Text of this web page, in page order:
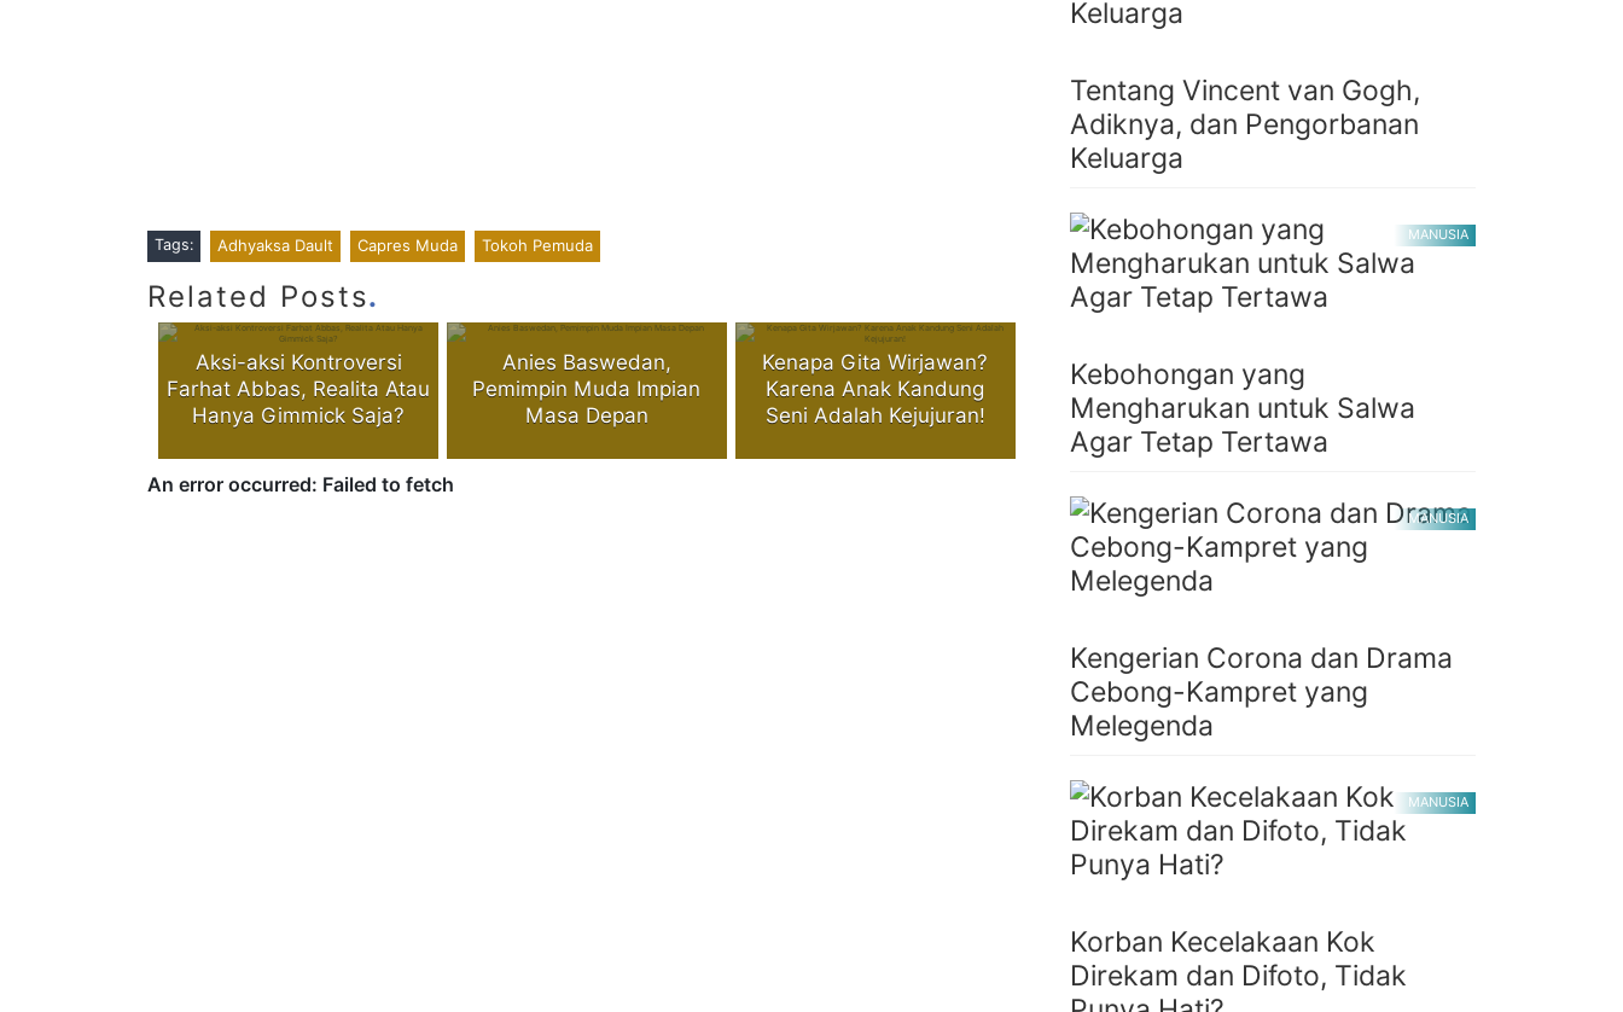
Tags: Adhyaksa Dault Capres Muda Tokoh Pemuda
Related Posts.
Aksi-aksi Kontroversi
Farhat Abbas, Realita Atau
Hanya Gimmick Saja?
Anies Baswedan,
Pemimpin Muda Impian
Masa Depan
Kenapa Gita Wirjawan?
Karena Anak Kandung
Seni Adalah Kejujuran!
Tentang Vincent van Gogh,
Adiknya, dan Pengorbanan
Keluarga
MANUSIA
Kebohongan yang
Mengharukan untuk Salwa
Agar Tetap Tertawa
MANUSIA
Kengerian Corona dan Drama
Cebong-Kampret yang
Melegenda
MANUSIA
Korban Kecelakaan Kok
Direkam dan Difoto, Tidak